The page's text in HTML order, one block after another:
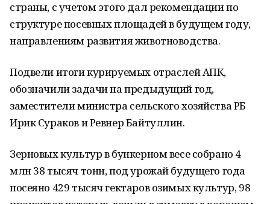
страны, с учетом этого дал рекомендации по
структуре посевных площадей в будущем году,
направлениям развития животноводства.
Подвели итоги курируемых отраслей АПК,
обозначили задачи на предыдущий год,
заместители министра сельского хозяйства РБ
Ирик Сураков и Ревнер Байтуллин.
Зерновых культур в бункерном весе собрано 4
млн 38 тысяч тонн, под урожай будущего года
посеяно 429 тысяч гектаров озимых культур, 98